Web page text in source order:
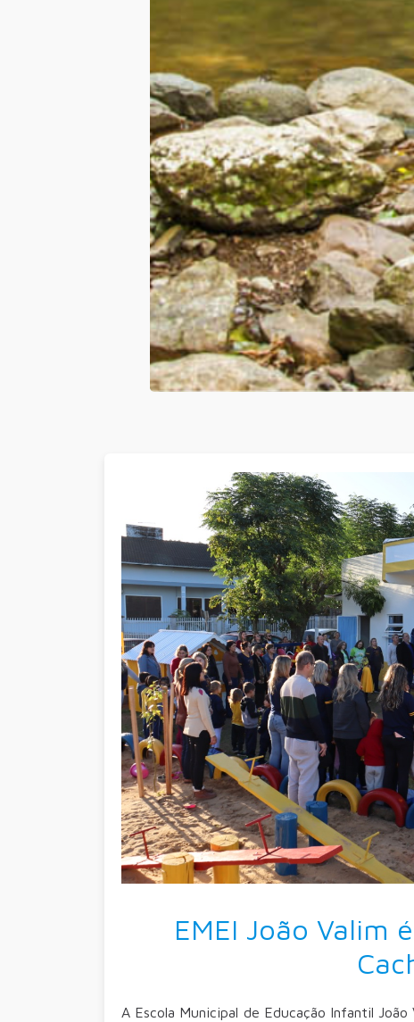
EMEI João Valim
A Escola Municipal de Educação Infantil